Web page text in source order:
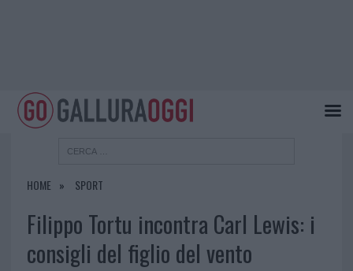
HOME SPORT
Filippo Tortu incontra Carl Lewis: i
consigli del figlio del vento